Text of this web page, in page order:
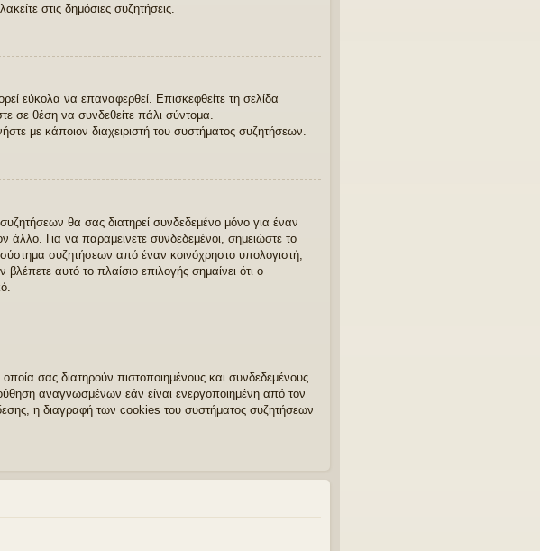
στις δημόσιες συζητήσεις.
εύκολα να επαναφερθεί. Επισκεφθείτε τη σελίδα
σε θέση να συνδεθείτε πάλι σύντομα.
με κάποιον διαχειριστή του συστήματος συζητήσεων.
θα σας διατηρεί συνδεδεμένο μόνο για έναν
Για να παραμείνετε συνδεδεμένοι, σημειώστε το
συζητήσεων από έναν κοινόχρηστο υπολογιστή,
αυτό το πλαίσιο επιλογής σημαίνει ότι ο
σας διατηρούν πιστοποιημένους και συνδεδεμένους
αναγνωσμένων εάν είναι ενεργοποιημένη από τον
η διαγραφή των cookies του συστήματος συζητήσεων